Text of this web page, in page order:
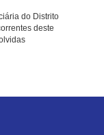
do Distrito
deste